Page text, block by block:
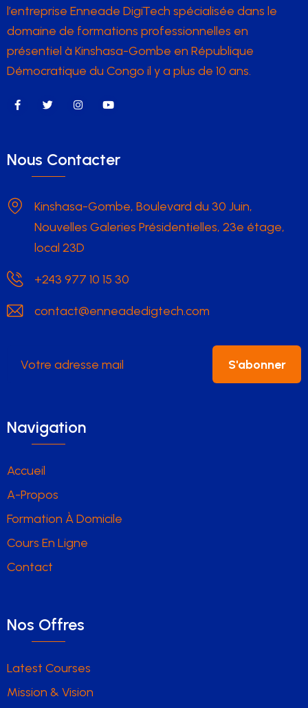
l’entreprise Enneade DigiTech spécialisée dans le
domaine de formations professionnelles en
présentiel à Kinshasa-Gombe en République
Démocratique du Congo il y a plus de 10 ans.
Nous Contacter
Kinshasa-Gombe, Boulevard du 30 Juin,
Nouvelles Galeries Présidentielles, 23e étage,
local 23D
+243 977 10 15 30
contact@enneadedigtech.com
S'abonner
Navigation
Accueil
A-Propos
Formation À Domicile
Cours En Ligne
Contact
Nos Offres
Latest Courses
Mission & Vision